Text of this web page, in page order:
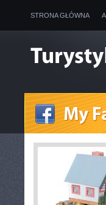
STRONA GŁÓWNA